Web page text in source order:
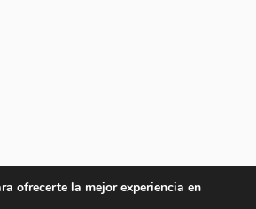
ofrecerte la mejor experiencia en